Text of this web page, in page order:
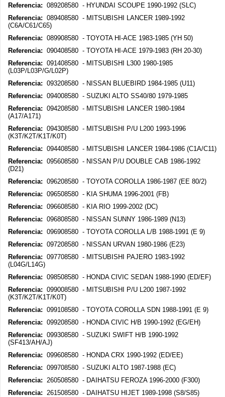
Referencia: 089208580 - HYUNDAI SCOUPE 1990-1992 (SLC)
Referencia: 089408580 - MITSUBISHI LANCER 1989-1992
(C6A/C61/C65)
Referencia: 089908580 - TOYOTA HI-ACE 1983-1985 (YH 50)
Referencia: 090408580 - TOYOTA HI-ACE 1979-1983 (RH 20-30)
Referencia: 091408580 - MITSUBISHI L300 1980-1985
(L03P/L03P/G/L02P)
Referencia: 093208580 - NISSAN BLUEBIRD 1984-1985 (U11)
Referencia: 094008580 - SUZUKI ALTO SS40/80 1979-1985
Referencia: 094208580 - MITSUBISHI LANCER 1980-1984
(A17/A171)
Referencia: 094308580 - MITSUBISHI P/U L200 1993-1996
(K3T/K2T/K1T/K0T)
Referencia: 094408580 - MITSUBISHI LANCER 1984-1986 (C1A/C11)
Referencia: 095608580 - NISSAN P/U DOUBLE CAB 1986-1992
(D21)
Referencia: 096208580 - TOYOTA COROLLA 1986-1987 (EE 80/2)
Referencia: 096508580 - KIA SHUMA 1996-2001 (FB)
Referencia: 096608580 - KIA RIO 1999-2002 (DC)
Referencia: 096808580 - NISSAN SUNNY 1986-1989 (N13)
Referencia: 096908580 - TOYOTA COROLLA L/B 1988-1991 (E 9)
Referencia: 097208580 - NISSAN URVAN 1980-1986 (E23)
Referencia: 097708580 - MITSUBISHI PAJERO 1983-1992
(L04G/L14G)
Referencia: 098508580 - HONDA CIVIC SEDAN 1988-1990 (ED/EF)
Referencia: 099008580 - MITSUBISHI P/U L200 1987-1992
(K3T/K2T/K1T/K0T)
Referencia: 099108580 - TOYOTA COROLLA SDN 1988-1991 (E 9)
Referencia: 099208580 - HONDA CIVIC H/B 1990-1992 (EG/EH)
Referencia: 099308580 - SUZUKI SWIFT H/B 1990-1992
(SF413/AH/AJ)
Referencia: 099608580 - HONDA CRX 1990-1992 (ED/EE)
Referencia: 099708580 - SUZUKI ALTO 1987-1988 (EC)
Referencia: 260508580 - DAIHATSU FEROZA 1996-2000 (F300)
Referencia: 261508580 - DAIHATSU HIJET 1989-1998 (S8/S85)